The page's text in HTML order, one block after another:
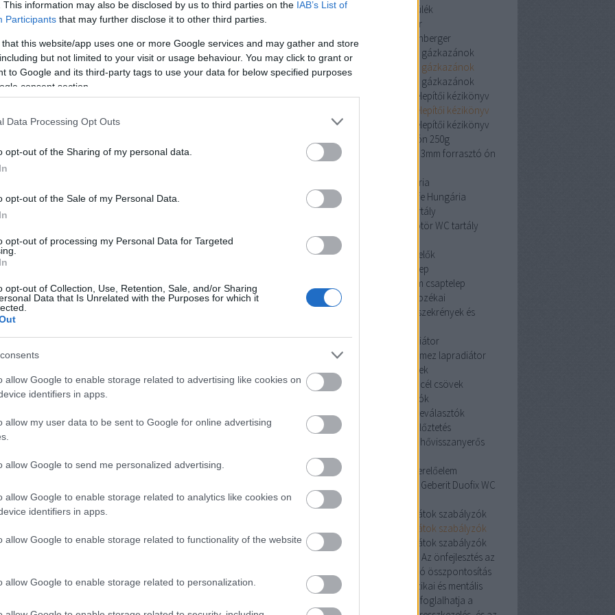
This information may also be disclosed by us to third parties on the IAB’s List of
Participants that may further disclose it to other third parties.
that this website/app uses one or more Google services and may gather and store
but not limited to your visit or usage behaviour. You may click to grant or
to Google and its third-party tags to use your data for below specified purposes
consent section.
Data Processing Opt Outs
opt-out of the Sharing of my personal data.
opt-out of the Sale of my Personal Data.
opt-out of processing my Personal Data for Targeted
opt-out of Collection, Use, Retention, Sale, and/or Sharing
Data that Is Unrelated with the Purposes for which it
allow Google to enable storage related to advertising like cookies on
identifiers in apps.
allow my user data to be sent to Google for online advertising
allow Google to send me personalized advertising.
allow Google to enable storage related to analytics like cookies on
identifiers in apps.
allow Google to enable storage related to functionality of the website
allow Google to enable storage related to personalization.
nézzük meg, hogyan kezelték a weboldal legfontosabb,
Érzelmek (Szerelem, Büszkeség és
a leginkább kompetitív keresési kifejezések. A
másképp közelített. Janka AI-alapú keresési
nem csak általános idézeteket keresnek, hanem
amikor büszke vagyok a páromra"). Kriszta ezekre a
AI segítségével olyan egyedi gyűjteményeket hozott
egyszerű listáit. István eközben biztosította, hogy az
tükrözzék az oldal érzelmi töltetét, segítve a Google-t
(az egyik itt
(nézd csak) kategóriákban is.
quotes.org:
'szerelem' kategóriánk elveszett a Google 10. oldalán.
Megértették,
(Stressz, Győzelem és Sport)
az, amikor a felhasználó egy kihívással néz szembe:
vízlágyító készülék
rothenberger
rothenberger
rothenberger
Viessmann kondenzációs gázkazánok
Viessmann kondenzációs gázkazánok
Viessmann kondenzációs gázkazánok
Ariston Clas One System 24 telepítői kézikönyv
Ariston Clas One System 24 telepítői kézikönyv
Ariston Clas One System 24 telepítői kézikönyv
cin 3mm forrasztó ón 250g
cin 3mm forrasztó ón 250g
cin 3mm forrasztó ón
Pipelife Hungária
Pipelife Hungária
Pipelife Hungária
dömötör WC tartály
dömötör WC tartály
érzékelők
Mofem csaptelep
Mofem csaptelep
szekrények és tartozékai
szekrények és
acéllemez lapradiátor
acéllemez lapradiátor
acéllemez lapradiátor
szénacél csövek
szénacél csövek
szénacél csövek
iszapleválasztók
iszapleválasztók
iszapleválasztók
hővisszanyerős szellőztetés
hővisszanyerős
Geberit Duofix WC szerelőelem
Geberit Duofix WC
Honeywell helyiségtermosztátok szabályzók
Honeywell helyiségtermosztátok szabályzók
Honeywell helyiségtermosztátok szabályzók
3. Pozitív hatás az egészségre: Az önfejlesztés az
egészségesebb életmódra való összpontosítás
révén javíthatja az egyén fizikai és mentális
egészségét. Ez magában foglalhatja a